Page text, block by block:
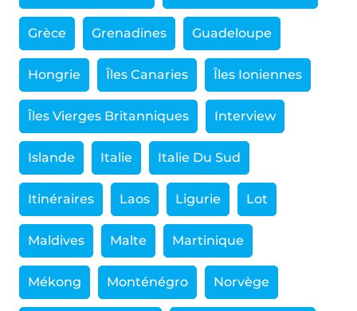
Grèce Grenadines Guadeloupe
Hongrie Îles Canaries Îles Ioniennes
Îles Vierges Britanniques Interview
Islande Italie Italie Du Sud
Itinéraires Laos Ligurie Lot
Maldives Malte Martinique
Mékong Monténégro Norvège